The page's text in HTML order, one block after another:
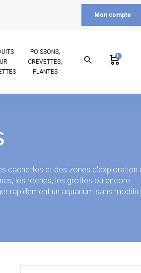
Mon compte
POISSONS,
CREVETTES,
PLANTES
search 0
cachettes et des zones d’exploration
les roches, les grottes ou encore
rapidement un aquarium sans
qu’aux aquariums thématiques.